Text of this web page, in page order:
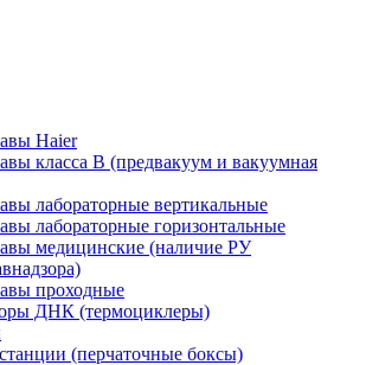
Haier
класса B (предвакуум и вакуумная
лабораторные вертикальные
лабораторные горизонтальные
медицинские (наличие РУ
проходные
ДНК (термоциклеры)
(перчаточные боксы)